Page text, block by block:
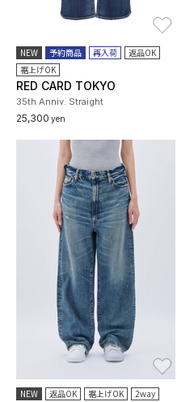
NEW 予約商品 再入荷
返品OK
裾上げOK
RED CARD TOKYO
35th Anniv. Straight
25,300 yen
NEW 返品OK 裾上げOK 2way